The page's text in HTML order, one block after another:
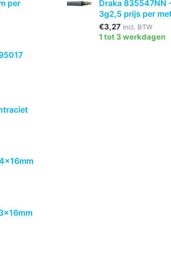
per
Draka 835547NN
3g2,5 prijs per
€3,27 incl. BTW
1 tot 3 werkdagen